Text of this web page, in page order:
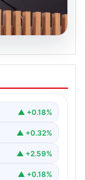
hesabı
▲ +0.18%
▲ +0.32%
▲ +2.59%
▲ +0.18%